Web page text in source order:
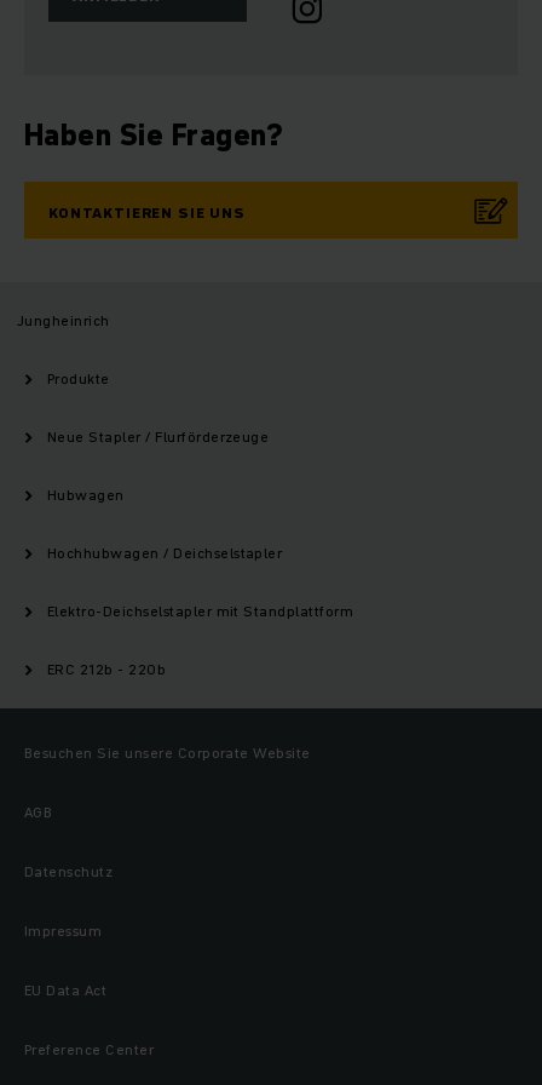
Haben Sie Fragen?
KONTAKTIEREN SIE UNS
Jungheinrich
Produkte
Neue Stapler / Flurförderzeuge
Hubwagen
Hochhubwagen / Deichselstapler
Elektro-Deichselstapler mit Standplattform
ERC 212b - 220b
Besuchen Sie unsere Corporate Website
AGB
Datenschutz
Impressum
EU Data Act
Preference Center